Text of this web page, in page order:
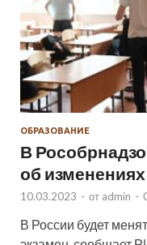
ОБРАЗОВАНИЕ
В
об
10.03.2023 - от admin -
В России будет